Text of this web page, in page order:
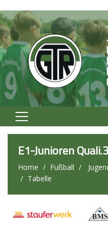
Home
Fußball
E1-Junioren
Home Fußball
Tabelle